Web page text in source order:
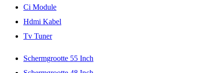
Ci Module
Hdmi Kabel
Tv Tuner
Schermgrootte 55 Inch